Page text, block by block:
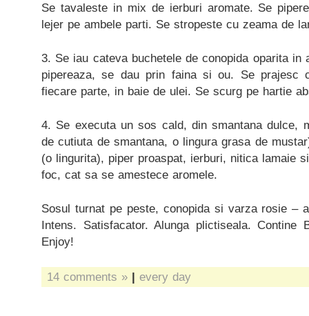
Se tavaleste in mix de ierburi aromate. Se
lejer pe ambele parti. Se stropeste cu zeama de
3. Se iau cateva buchetele de conopida oparita in
pipereaza, se dau prin faina si ou. Se prajesc
fiecare parte, in baie de ulei. Se scurg pe hartie
4. Se executa un sos cald, din smantana dulce,
de cutiuta de smantana, o lingura grasa de
(o lingurita), piper proaspat, ierburi, nitica lamaie
foc, cat sa se amestece aromele.
Sosul turnat pe peste, conopida si varza rosie –
Intens. Satisfacator. Alunga plictiseala. Contine
Enjoy!
14 comments » | every day